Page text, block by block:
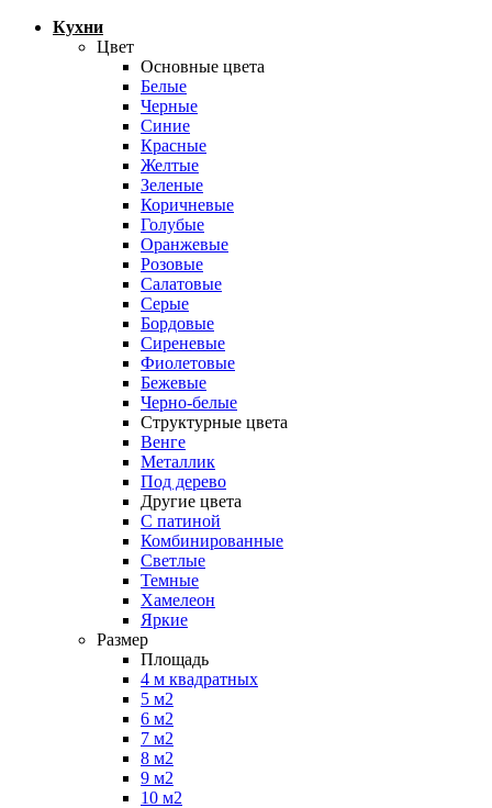
Кухни
Цвет
Основные цвета
Белые
Черные
Синие
Красные
Желтые
Зеленые
Коричневые
Голубые
Оранжевые
Розовые
Салатовые
Серые
Бордовые
Сиреневые
Фиолетовые
Бежевые
Черно-белые
Структурные цвета
Венге
Металлик
Под дерево
Другие цвета
С патиной
Комбинированные
Светлые
Темные
Хамелеон
Яркие
Размер
Площадь
4 м квадратных
5 м2
6 м2
7 м2
8 м2
9 м2
10 м2